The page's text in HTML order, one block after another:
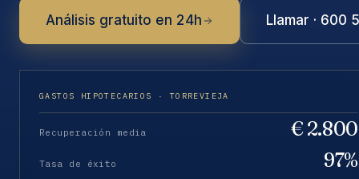
Análisis gratuito en 24h Llamar · 600
GASTOS HIPOTECARIOS · TORREVIEJA
Recuperación media € 2.800
Tasa de éxito 97%